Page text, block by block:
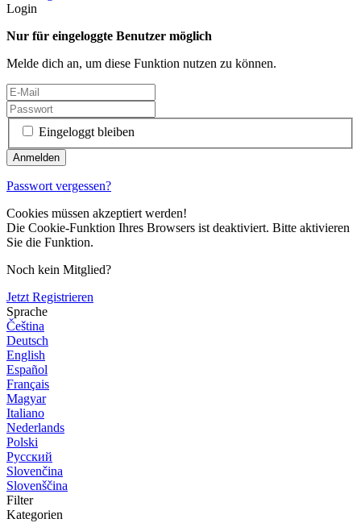
Login
Nur für eingeloggte Benutzer möglich
Melde dich an, um diese Funktion nutzen zu können.
Eingeloggt bleiben
Passwort vergessen?
Cookies müssen akzeptiert werden!
Die Cookie-Funktion Ihres Browsers ist deaktiviert. Bitte aktivieren
Sie die Funktion.
Noch kein Mitglied?
Jetzt Registrieren
Sprache
Čeština
Deutsch
English
Español
Français
Magyar
Italiano
Nederlands
Polski
Русский
Slovenčina
Slovenščina
Filter
Kategorien